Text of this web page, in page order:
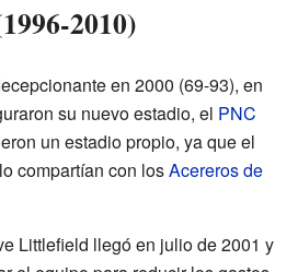
2010)
en 2000 (69-93), en
su nuevo estadio, el PNC
un estadio propio, ya que el
compartían con losAcereros de
Littlefield llegó en julio de 2001 y